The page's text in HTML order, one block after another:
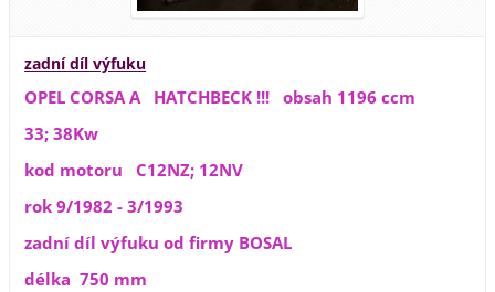
zadní díl výfuku
OPEL CORSA A HATCHBECK !!! obsah 1196 ccm
33; 38Kw
kod motoru C12NZ; 12NV
rok 9/1982 - 3/1993
zadní díl výfuku od firmy BOSAL
délka 750 mm